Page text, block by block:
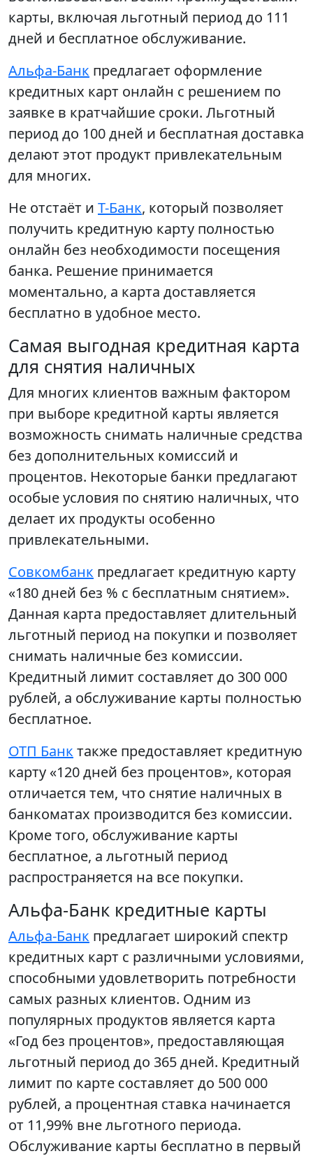
карты, включая льготный период до 111
дней и бесплатное обслуживание.
Альфа-Банк предлагает оформление
кредитных карт онлайн с решением по
заявке в кратчайшие сроки. Льготный
период до 100 дней и бесплатная доставка
делают этот продукт привлекательным
для многих.
Не отстаёт и Т-Банк, который позволяет
получить кредитную карту полностью
онлайн без необходимости посещения
банка. Решение принимается
моментально, а карта доставляется
бесплатно в удобное место.
Самая выгодная кредитная карта
для снятия наличных
Для многих клиентов важным фактором
при выборе кредитной карты является
возможность снимать наличные средства
без дополнительных комиссий и
процентов. Некоторые банки предлагают
особые условия по снятию наличных, что
делает их продукты особенно
привлекательными.
Совкомбанк предлагает кредитную карту
«180 дней без % с бесплатным снятием».
Данная карта предоставляет длительный
льготный период на покупки и позволяет
снимать наличные без комиссии.
Кредитный лимит составляет до 300 000
рублей, а обслуживание карты полностью
бесплатное.
ОТП Банк также предоставляет кредитную
карту «120 дней без процентов», которая
отличается тем, что снятие наличных в
банкоматах производится без комиссии.
Кроме того, обслуживание карты
бесплатное, а льготный период
распространяется на все покупки.
Альфа-Банк кредитные карты
Альфа-Банк предлагает широкий спектр
кредитных карт с различными условиями,
способными удовлетворить потребности
самых разных клиентов. Одним из
популярных продуктов является карта
«Год без процентов», предоставляющая
льготный период до 365 дней. Кредитный
лимит по карте составляет до 500 000
рублей, а процентная ставка начинается
от 11,99% вне льготного периода.
Обслуживание карты бесплатно в первый